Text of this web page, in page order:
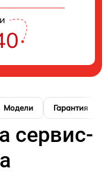
Модели Гарантия
сервис-